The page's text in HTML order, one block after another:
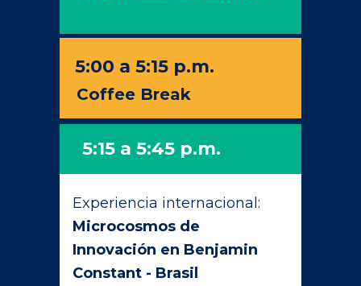
5:00 a 5:15 p.m.
Coffee Break
5:15 a 5:45 p.m.
Experiencia internacional:
Microcosmos de
Innovación en Benjamin
Constant - Brasil